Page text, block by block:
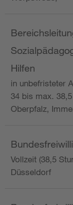
Hilfen
in unbefristeter
34 bis max.
Oberpfalz,
Vollzeit (38,5
Düsseldorf